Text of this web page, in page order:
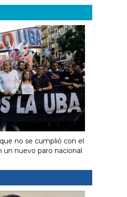
no se cumplió con el
nuevo paro nacional